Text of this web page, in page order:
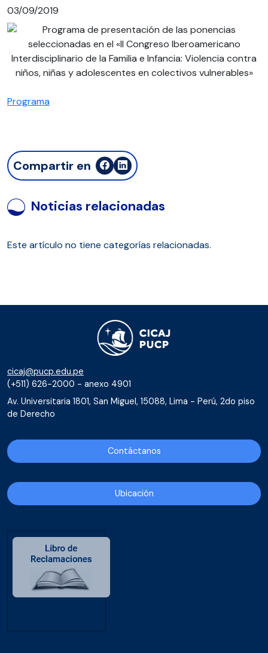
03/09/2019
Programa
Compartir en
Noticias relacionadas
Este artículo no tiene categorías relacionadas.
cicaj@pucp.edu.pe
(+511) 626-2000 - anexo 4901
Av. Universitaria 1801, San Miguel, 15088, Lima - Perú, 2do piso
de Derecho
Contáctanos
Ubicación